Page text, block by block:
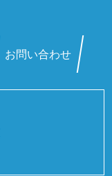
お問い合わせ